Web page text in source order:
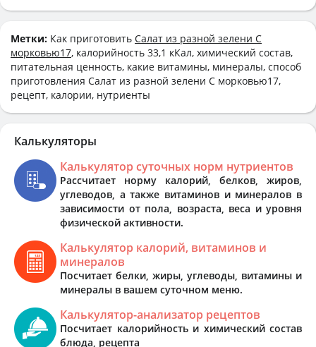
Метки: Как приготовить Салат из разной зелени С
морковью17, калорийность 33,1 кКал, химический состав,
питательная ценность, какие витамины, минералы, способ
приготовления Салат из разной зелени С морковью17,
рецепт, калории, нутриенты
Калькуляторы
Калькулятор суточных норм нутриентов
Рассчитает норму калорий, белков, жиров,
углеводов, а также витаминов и минералов в
зависимости от пола, возраста, веса и уровня
физической активности.
Калькулятор калорий, витаминов и
минералов
Посчитает белки, жиры, углеводы, витамины и
минералы в вашем суточном меню.
Калькулятор-анализатор рецептов
Посчитает калорийность и химический состав
блюда, рецепта